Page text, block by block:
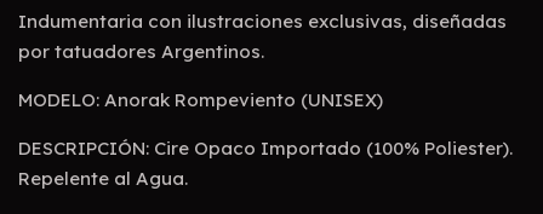
Indumentaria con ilustraciones exclusivas, diseñadas
por tatuadores Argentinos.
MODELO: Anorak Rompeviento (UNISEX)
DESCRIPCIÓN: Cire Opaco Importado (100% Poliester).
Repelente al Agua.